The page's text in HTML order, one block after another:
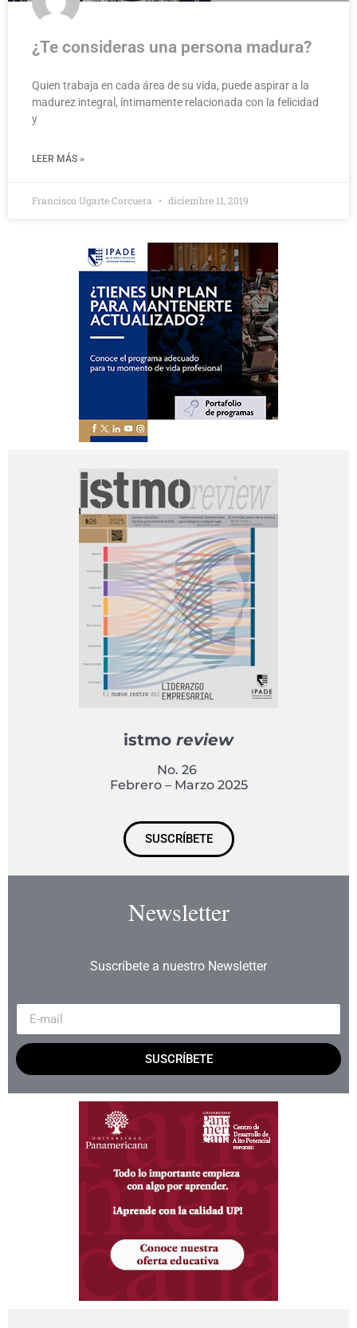
¿Te consideras una persona madura?
Quien trabaja en cada área de su vida, puede aspirar a la
madurez integral, íntimamente relacionada con la felicidad
y
LEER MÁS »
Francisco Ugarte Corcuera diciembre 11, 2019
istmo review
No. 26
Febrero – Marzo 2025
SUSCRÍBETE
Newsletter
Suscríbete a nuestro Newsletter
SUSCRÍBETE